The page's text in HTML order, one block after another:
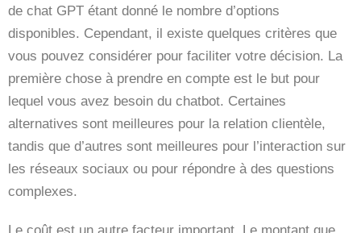
de chat GPT étant donné le nombre d’options
disponibles. Cependant, il existe quelques critères que
vous pouvez considérer pour faciliter votre décision. La
première chose à prendre en compte est le but pour
lequel vous avez besoin du chatbot. Certaines
alternatives sont meilleures pour la relation clientèle,
tandis que d’autres sont meilleures pour l’interaction sur
les réseaux sociaux ou pour répondre à des questions
complexes.